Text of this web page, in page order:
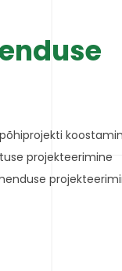
projekteerimine